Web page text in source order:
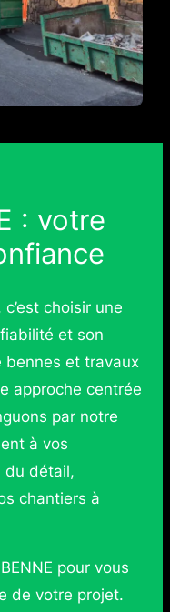
: votre
choisir une
et son
et travaux
approche centrée
par notre
à vos
du détail,
chantiers à
pour vous
de votre projet.